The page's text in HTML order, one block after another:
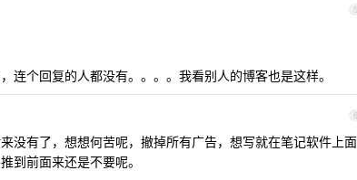
5
连个回复的人都没有。。。。我看别人的博客也是这样。
6
没有了，想想何苦呢，撤掉所有广告，想写就在笔记软件上面
到前面来还是不要呢。